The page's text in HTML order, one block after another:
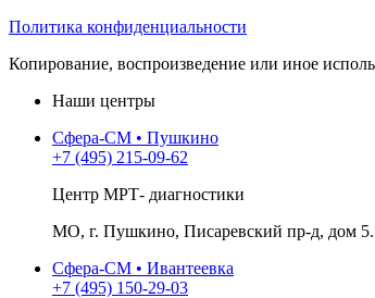
Политика конфиденциальности
Копирование, воспроизведение или иное
Наши центры
Сфера-СМ • Пушкино
+7 (495) 215-09-62
Центр МРТ- диагностики
МО, г. Пушкино, Писаревский пр-д, дом 5.
Сфера-СМ • Ивантеевка
+7 (495) 150-29-03